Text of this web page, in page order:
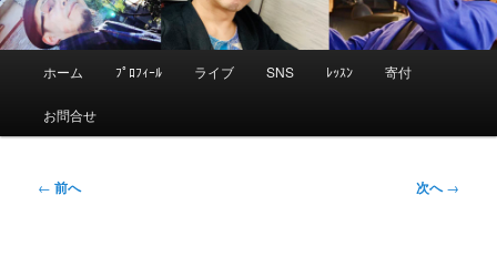
メ
イ
ン
ホーム ﾌﾟﾛﾌｨｰﾙ ライブ SNS ﾚｯｽﾝ 寄付
お問合せ
投
← 前へ 次へ→